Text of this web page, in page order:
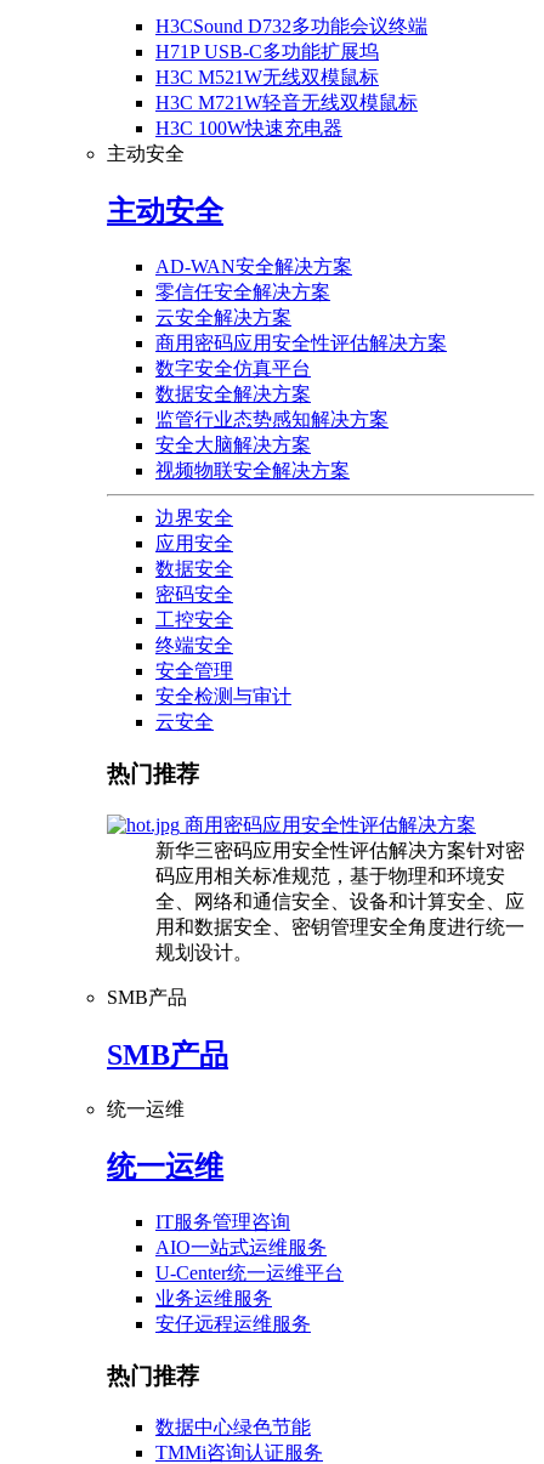
H3CSound D732多功能会议终端
H71P USB-C多功能扩展坞
H3C M521W无线双模鼠标
H3C M721W轻音无线双模鼠标
H3C 100W快速充电器
主动安全
主动安全
AD-WAN安全解决方案
零信任安全解决方案
云安全解决方案
商用密码应用安全性评估解决方案
数字安全仿真平台
数据安全解决方案
监管行业态势感知解决方案
安全大脑解决方案
视频物联安全解决方案
边界安全
应用安全
数据安全
密码安全
工控安全
终端安全
安全管理
安全检测与审计
云安全
热门推荐
商用密码应用安全性评估解决方案
新华三密码应用安全性评估解决方案针对密
码应用相关标准规范，基于物理和环境安
全、网络和通信安全、设备和计算安全、应
用和数据安全、密钥管理安全角度进行统一
规划设计。
SMB产品
SMB产品
统一运维
统一运维
IT服务管理咨询
AIO一站式运维服务
U-Center统一运维平台
业务运维服务
安仔远程运维服务
热门推荐
数据中心绿色节能
TMMi咨询认证服务